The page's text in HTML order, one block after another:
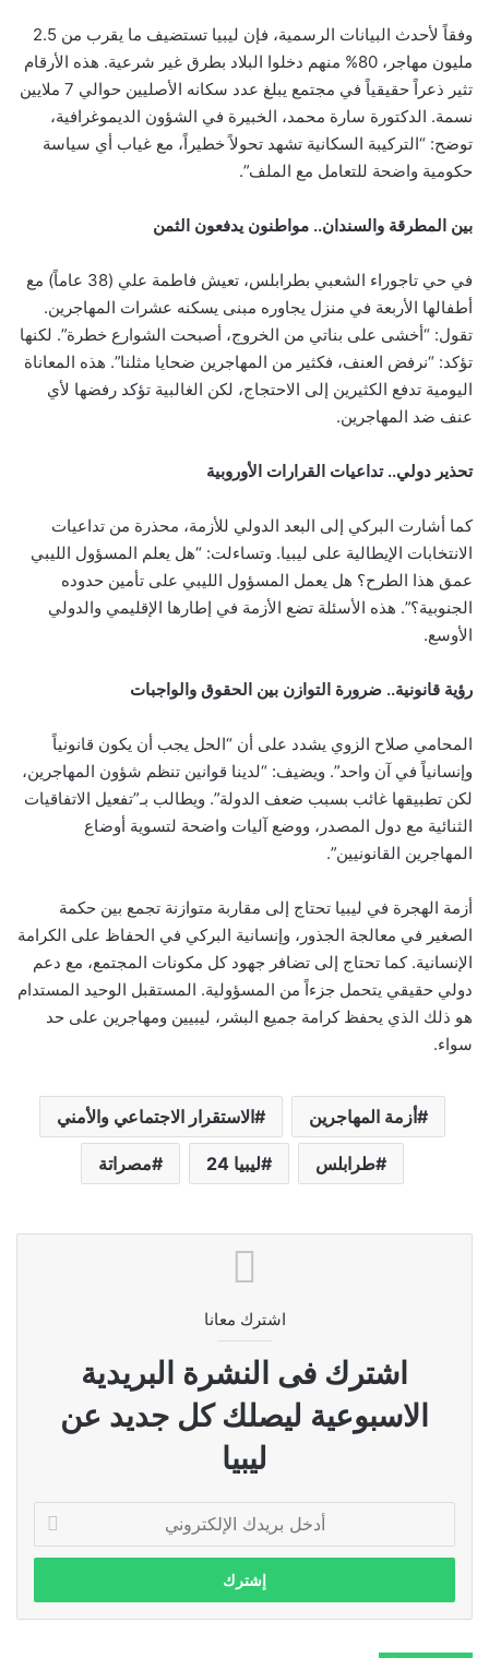
وفقاً لأحدث البيانات الرسمية، فإن ليبيا تستضيف ما يقرب من 2.5
مليون مهاجر، 80% منهم دخلوا البلاد بطرق غير شرعية. هذه الأرقام
تثير ذعراً حقيقياً في مجتمع يبلغ عدد سكانه الأصليين حوالي 7 ملايين
نسمة. الدكتورة سارة محمد، الخبيرة في الشؤون الديموغرافية،
توضح: “التركيبة السكانية تشهد تحولاً خطيراً، مع غياب أي سياسة
حكومية واضحة للتعامل مع الملف”.
بين المطرقة والسندان.. مواطنون يدفعون الثمن
في حي تاجوراء الشعبي بطرابلس، تعيش فاطمة علي (38 عاماً) مع
أطفالها الأربعة في منزل يجاوره مبنى يسكنه عشرات المهاجرين.
تقول: “أخشى على بناتي من الخروج، أصبحت الشوارع خطرة”. لكنها
تؤكد: “نرفض العنف، فكثير من المهاجرين ضحايا مثلنا”. هذه المعاناة
اليومية تدفع الكثيرين إلى الاحتجاج، لكن الغالبية تؤكد رفضها لأي
عنف ضد المهاجرين.
تحذير دولي.. تداعيات القرارات الأوروبية
كما أشارت البركي إلى البعد الدولي للأزمة، محذرة من تداعيات
الانتخابات الإيطالية على ليبيا. وتساءلت: “هل يعلم المسؤول الليبي
عمق هذا الطرح؟ هل يعمل المسؤول الليبي على تأمين حدوده
الجنوبية؟”. هذه الأسئلة تضع الأزمة في إطارها الإقليمي والدولي
الأوسع.
رؤية قانونية.. ضرورة التوازن بين الحقوق والواجبات
المحامي صلاح الزوي يشدد على أن “الحل يجب أن يكون قانونياً
وإنسانياً في آن واحد”. ويضيف: “لدينا قوانين تنظم شؤون المهاجرين،
لكن تطبيقها غائب بسبب ضعف الدولة”. ويطالب بـ”تفعيل الاتفاقيات
الثنائية مع دول المصدر، ووضع آليات واضحة لتسوية أوضاع
المهاجرين القانونيين”.
أزمة الهجرة في ليبيا تحتاج إلى مقاربة متوازنة تجمع بين حكمة
الصغير في معالجة الجذور، وإنسانية البركي في الحفاظ على الكرامة
الإنسانية. كما تحتاج إلى تضافر جهود كل مكونات المجتمع، مع دعم
دولي حقيقي يتحمل جزءاً من المسؤولية. المستقبل الوحيد المستدام
هو ذلك الذي يحفظ كرامة جميع البشر، ليبيين ومهاجرين على حد
سواء.
أزمة المهاجرين الاستقرار الاجتماعي والأمني
طرابلس ليبيا 24 مصراتة
اشترك معانا
اشترك فى النشرة البريدية
الاسبوعية ليصلك كل جديد عن
ليبيا
الإلكتروني